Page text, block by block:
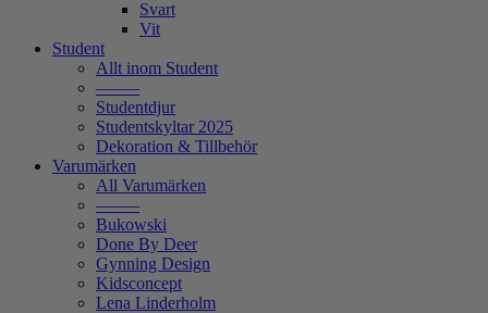
Svart
Vit
Student
Allt inom Student
——–
Studentdjur
Studentskyltar 2025
Dekoration & Tillbehör
Varumärken
All Varumärken
——–
Bukowski
Done By Deer
Gynning Design
Kidsconcept
Lena Linderholm